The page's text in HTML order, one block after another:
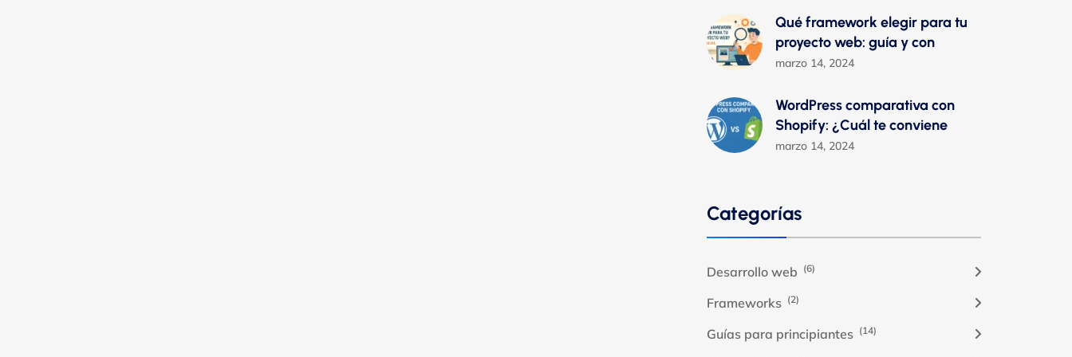
Qué framework elegir para tu
proyecto web: guía y con
marzo 14, 2024
WordPress comparativa con
Shopify: ¿Cuál te conviene
marzo 14, 2024
Categorías
Desarrollo web (6)
Frameworks (2)
Guías para principiantes (14)